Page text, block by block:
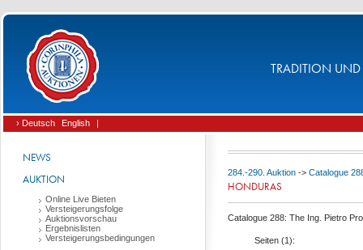
TRADITION UND
› Deutsch English |
NEWS
AUKTION
Online Live Bieten
Versteigerungsfolge
Auktionsvorschau
Ergebnislisten
Versteigerungsbedingungen
284.-290. Auktion -> Catalogue
HONDURAS
Catalogue 288: The Ing. Pietro
Seiten (1):